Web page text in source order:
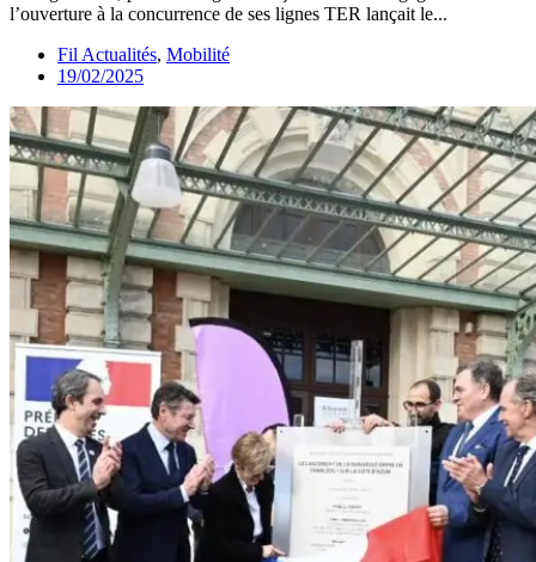
l’ouverture à la concurrence de ses lignes TER lançait le...
Fil Actualités, Mobilité
19/02/2025